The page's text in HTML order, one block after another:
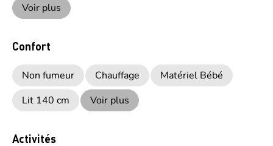
Voir plus
Confort
Non fumeur Chauffage
Matériel Bébé
Lit 140 cm
Voir plus
Activités